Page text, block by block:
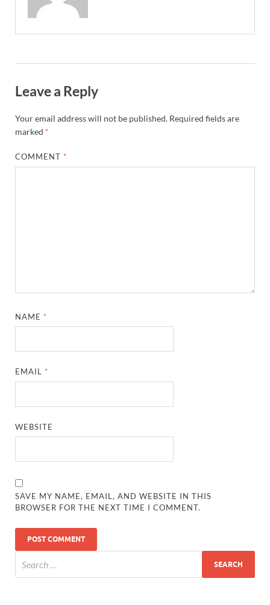
Leave a Reply
Your email address will not be published. Required fields are
marked *
COMMENT *
NAME *
EMAIL *
WEBSITE
SAVE MY NAME, EMAIL, AND WEBSITE IN THIS
BROWSER FOR THE NEXT TIME I COMMENT.